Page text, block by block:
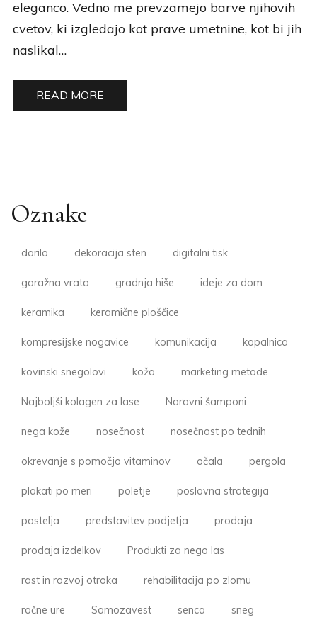
eleganco. Vedno me prevzamejo barve njihovih
cvetov, ki izgledajo kot prave umetnine, kot bi jih
naslikal…
READ MORE
Oznake
darilo dekoracija sten digitalni tisk
garažna vrata gradnja hiše ideje za dom
keramika keramične ploščice
kompresijske nogavice komunikacija kopalnica
kovinski snegolovi koža marketing metode
Najboljši kolagen za lase Naravni šamponi
nega kože nosečnost nosečnost po tednih
okrevanje s pomočjo vitaminov očala pergola
plakati po meri poletje poslovna strategija
postelja predstavitev podjetja prodaja
prodaja izdelkov Produkti za nego las
rast in razvoj otroka rehabilitacija po zlomu
ročne ure Samozavest senca sneg